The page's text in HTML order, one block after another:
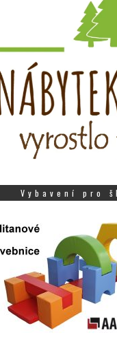
Vybavení pro